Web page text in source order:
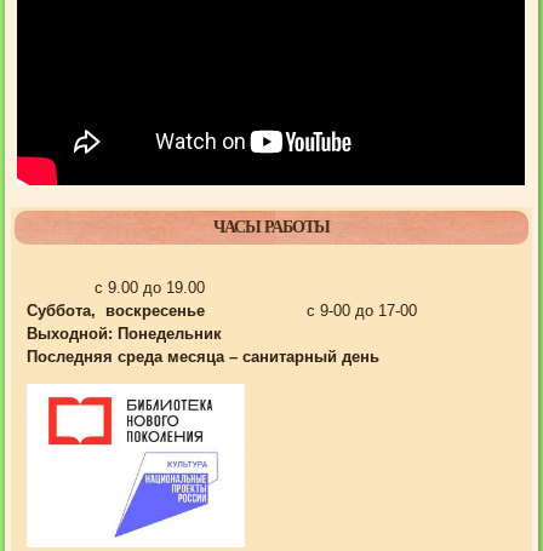
ЧАСЫ РАБОТЫ
с 9.00 до 19.00
Суббота, воскресенье
с 9-00 до 17-00
Выходной: Понедельник
Последняя среда месяца – санитарный день